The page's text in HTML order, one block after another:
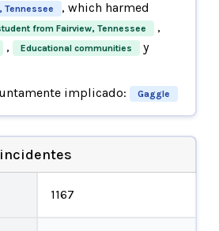
Tennessee , which harmed
from Fairview, Tennessee ,
, Educational communities y
implicado:
Gaggle
1167